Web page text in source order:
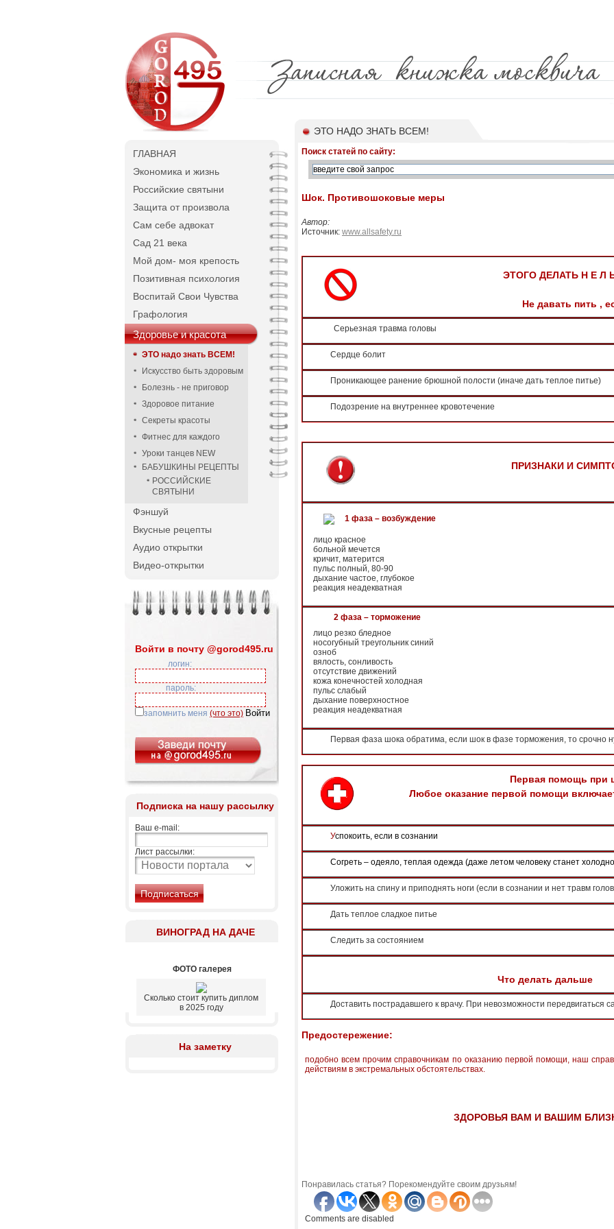
ГЛАВНАЯ
Экономика и жизнь
Российские святыни
Защита от произвола
Сам себе адвокат
Сад 21 века
Мой дом- моя крепость
Позитивная психология
Воспитай Свои Чувства
Графология
Здоровье и красота
ЭТО надо знать ВСЕМ!
Искусство быть здоровым
Болезнь - не приговор
Здоровое питание
Секреты красоты
Фитнес для каждого
Уроки танцев NEW
БАБУШКИНЫ РЕЦЕПТЫ
РОССИЙСКИЕ
СВЯТЫНИ
Фэншуй
Вкусные рецепты
Аудио открытки
Видео-открытки
Войти в почту @gorod495.ru
логин:
пароль:
запомнить меня (что это)
Подписка на нашу рассылку
Ваш e-mail:
Лист рассылки:
ВИНОГРАД НА ДАЧЕ
ФОТО галерея
Сколько стоит купить диплом
в 2025 году
На заметку
ЭТО НАДО ЗНАТЬ ВСЕМ!
Поиск статей по сайту:
Шок. Противошоковые меры
Автор:
Источник: www.allsafety.ru
ЭТОГО ДЕЛАТЬ Н Е
Не давать пить ,
Серьезная травма головы
Сердце болит
Проникающее ранение брюшной полости (иначе дать теплое питье)
Подозрение на внутреннее кровотечение
ПРИЗНАКИ И
1 фаза – возбуждение
лицо красное
больной мечется
кричит, матерится
пульс полный, 80-90
дыхание частое, глубокое
реакция неадекватная
2 фаза – торможение
лицо резко бледное
носогубный треугольник синий
озноб
вялость, сонливость
отсутствие движений
кожа конечностей холодная
пульс слабый
дыхание поверхностное
реакция неадекватная
Первая фаза шока обратима, если шок в фазе торможения, то срочно
Первая помощь при
Любое оказание первой помощи
Успокоить, если в сознании
Согреть – одеяло, теплая одежда (даже летом человеку станет
Уложить на спину и приподнять ноги (если в сознании и нет травм
Дать теплое сладкое питье
Следить за состоянием
Что делать дальше
Доставить пострадавшего к врачу. При невозможности передвигаться
Предостережение:
подобно всем прочим справочникам по оказанию первой помощи, наш
действиям в экстремальных обстоятельствах.
ЗДОРОВЬЯ ВАМ И ВАШИМ
Понравилась статья? Порекомендуйте своим друзьям!
Comments are disabled